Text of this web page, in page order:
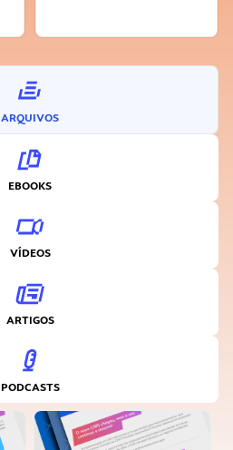
ARQUIVOS
EBOOKS
VÍDEOS
ARTIGOS
PODCASTS